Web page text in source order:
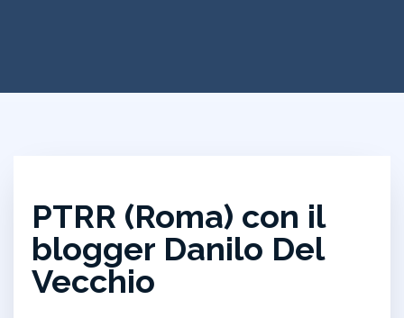
PTRR (Roma) con il
blogger Danilo Del
Vecchio